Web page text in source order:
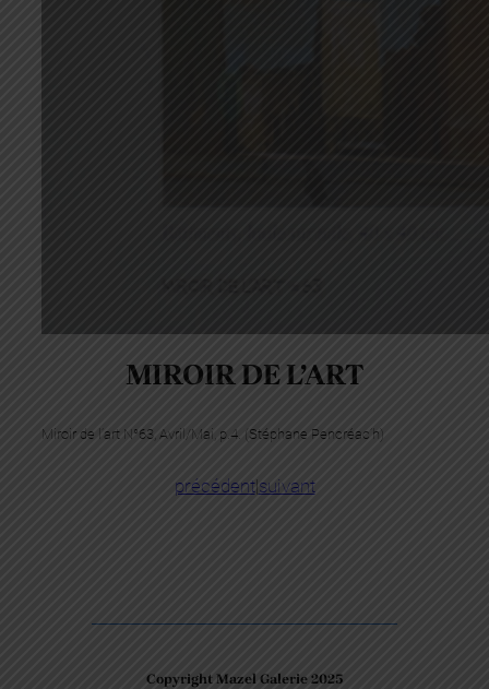
MIROIR DE L’ART
Miroir de l’art N°63, Avril/Mai, p.4. (Stéphane Pencréac’h)
précédent|suivant
Copyright Mazel Galerie 2025